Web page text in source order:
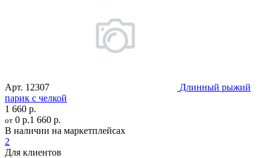
Арт. 12307
Длинный рыжий
парик с челкой
1 660 р.
от 0 р.1 660 р.
В наличии на маркетплейсах
2
Для клиентов